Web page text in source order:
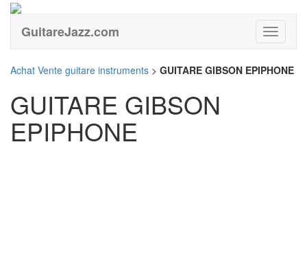
GuitareJazz.com
Achat Vente guitare instruments > GUITARE GIBSON EPIPHONE
GUITARE GIBSON
EPIPHONE